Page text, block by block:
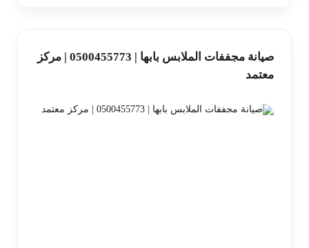
صيانة مجففات الملابس بابها | 0500455773 | مركز
معتمد